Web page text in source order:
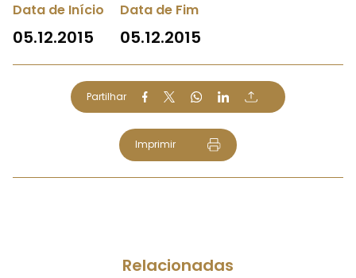
Data de Início
05.12.2015
Data de Fim
05.12.2015
Partilhar
Imprimir
Relacionadas